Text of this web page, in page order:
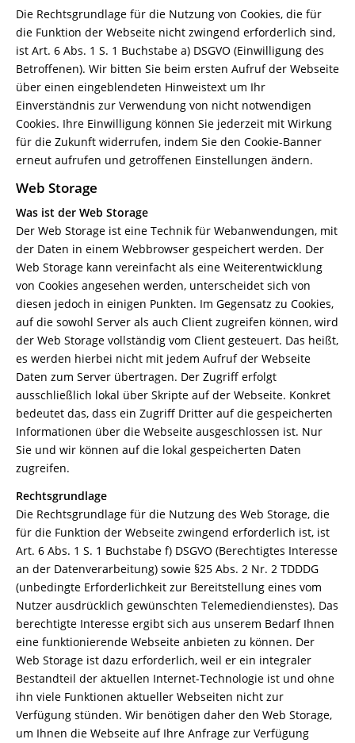
Die Rechtsgrundlage für die Nutzung von Cookies, die für
die Funktion der Webseite nicht zwingend erforderlich sind,
ist Art. 6 Abs. 1 S. 1 Buchstabe a) DSGVO (Einwilligung des
Betroffenen). Wir bitten Sie beim ersten Aufruf der Webseite
über einen eingeblendeten Hinweistext um Ihr
Einverständnis zur Verwendung von nicht notwendigen
Cookies. Ihre Einwilligung können Sie jederzeit mit Wirkung
für die Zukunft widerrufen, indem Sie den Cookie-Banner
erneut aufrufen und getroffenen Einstellungen ändern.
Web Storage
Was ist der Web Storage
Der Web Storage ist eine Technik für Webanwendungen, mit
der Daten in einem Webbrowser gespeichert werden. Der
Web Storage kann vereinfacht als eine Weiterentwicklung
von Cookies angesehen werden, unterscheidet sich von
diesen jedoch in einigen Punkten. Im Gegensatz zu Cookies,
auf die sowohl Server als auch Client zugreifen können, wird
der Web Storage vollständig vom Client gesteuert. Das heißt,
es werden hierbei nicht mit jedem Aufruf der Webseite
Daten zum Server übertragen. Der Zugriff erfolgt
ausschließlich lokal über Skripte auf der Webseite. Konkret
bedeutet das, dass ein Zugriff Dritter auf die gespeicherten
Informationen über die Webseite ausgeschlossen ist. Nur
Sie und wir können auf die lokal gespeicherten Daten
zugreifen.
Rechtsgrundlage
Die Rechtsgrundlage für die Nutzung des Web Storage, die
für die Funktion der Webseite zwingend erforderlich ist, ist
Art. 6 Abs. 1 S. 1 Buchstabe f) DSGVO (Berechtigtes Interesse
an der Datenverarbeitung) sowie §25 Abs. 2 Nr. 2 TDDDG
(unbedingte Erforderlichkeit zur Bereitstellung eines vom
Nutzer ausdrücklich gewünschten Telemediendienstes). Das
berechtigte Interesse ergibt sich aus unserem Bedarf Ihnen
eine funktionierende Webseite anbieten zu können. Der
Web Storage ist dazu erforderlich, weil er ein integraler
Bestandteil der aktuellen Internet-Technologie ist und ohne
ihn viele Funktionen aktueller Webseiten nicht zur
Verfügung stünden. Wir benötigen daher den Web Storage,
um Ihnen die Webseite auf Ihre Anfrage zur Verfügung